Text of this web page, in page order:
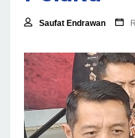
Saufat Endrawan